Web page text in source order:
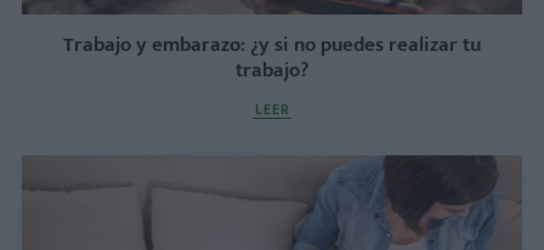
Trabajo y embarazo: ¿y si no puedes realizar tu
trabajo?
LEER